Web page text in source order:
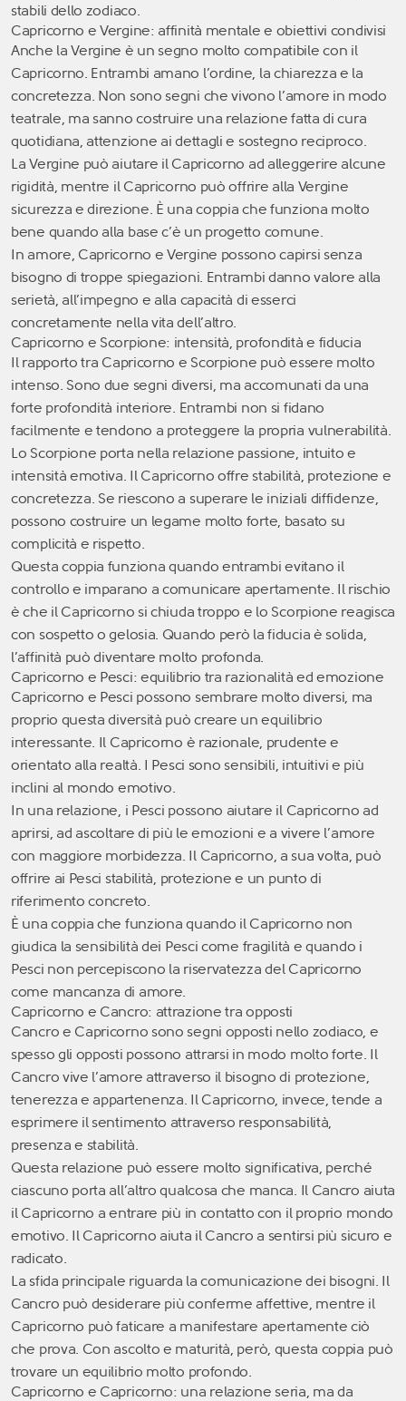
stabili dello zodiaco.
Capricorno e Vergine: affinità mentale e obiettivi condivisi
Anche la Vergine è un segno molto compatibile con il
Capricorno. Entrambi amano l’ordine, la chiarezza e la
concretezza. Non sono segni che vivono l’amore in modo
teatrale, ma sanno costruire una relazione fatta di cura
quotidiana, attenzione ai dettagli e sostegno reciproco.
La Vergine può aiutare il Capricorno ad alleggerire alcune
rigidità, mentre il Capricorno può offrire alla Vergine
sicurezza e direzione. È una coppia che funziona molto
bene quando alla base c’è un progetto comune.
In amore, Capricorno e Vergine possono capirsi senza
bisogno di troppe spiegazioni. Entrambi danno valore alla
serietà, all’impegno e alla capacità di esserci
concretamente nella vita dell’altro.
Capricorno e Scorpione: intensità, profondità e fiducia
Il rapporto tra Capricorno e Scorpione può essere molto
intenso. Sono due segni diversi, ma accomunati da una
forte profondità interiore. Entrambi non si fidano
facilmente e tendono a proteggere la propria vulnerabilità.
Lo Scorpione porta nella relazione passione, intuito e
intensità emotiva. Il Capricorno offre stabilità, protezione e
concretezza. Se riescono a superare le iniziali diffidenze,
possono costruire un legame molto forte, basato su
complicità e rispetto.
Questa coppia funziona quando entrambi evitano il
controllo e imparano a comunicare apertamente. Il rischio
è che il Capricorno si chiuda troppo e lo Scorpione reagisca
con sospetto o gelosia. Quando però la fiducia è solida,
l’affinità può diventare molto profonda.
Capricorno e Pesci: equilibrio tra razionalità ed emozione
Capricorno e Pesci possono sembrare molto diversi, ma
proprio questa diversità può creare un equilibrio
interessante. Il Capricorno è razionale, prudente e
orientato alla realtà. I Pesci sono sensibili, intuitivi e più
inclini al mondo emotivo.
In una relazione, i Pesci possono aiutare il Capricorno ad
aprirsi, ad ascoltare di più le emozioni e a vivere l’amore
con maggiore morbidezza. Il Capricorno, a sua volta, può
offrire ai Pesci stabilità, protezione e un punto di
riferimento concreto.
È una coppia che funziona quando il Capricorno non
giudica la sensibilità dei Pesci come fragilità e quando i
Pesci non percepiscono la riservatezza del Capricorno
come mancanza di amore.
Capricorno e Cancro: attrazione tra opposti
Cancro e Capricorno sono segni opposti nello zodiaco, e
spesso gli opposti possono attrarsi in modo molto forte. Il
Cancro vive l’amore attraverso il bisogno di protezione,
tenerezza e appartenenza. Il Capricorno, invece, tende a
esprimere il sentimento attraverso responsabilità,
presenza e stabilità.
Questa relazione può essere molto significativa, perché
ciascuno porta all’altro qualcosa che manca. Il Cancro aiuta
il Capricorno a entrare più in contatto con il proprio mondo
emotivo. Il Capricorno aiuta il Cancro a sentirsi più sicuro e
radicato.
La sfida principale riguarda la comunicazione dei bisogni. Il
Cancro può desiderare più conferme affettive, mentre il
Capricorno può faticare a manifestare apertamente ciò
che prova. Con ascolto e maturità, però, questa coppia può
trovare un equilibrio molto profondo.
Capricorno e Capricorno: una relazione seria, ma da